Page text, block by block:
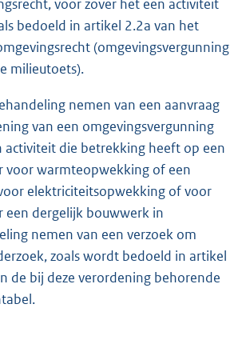
voor zover het een activiteit
bedoeld in artikel 2.2a van het
(omgevingsvergunning
milieutoets).
nemen van een aanvraag
van een omgevingsvergunning
activiteit die betrekking heeft op een
voor warmteopwekking of een
elektriciteitsopwekking of voor
een dergelijk bouwwerk in
nemen van een verzoek om
zoals wordt bedoeld in artikel
de bij deze verordening behorende